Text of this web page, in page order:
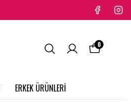
ERKEK ÜRÜNLERİ
0